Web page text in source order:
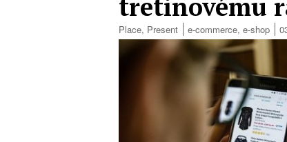
tretinovému
Place, Present e-commerce, e-shop